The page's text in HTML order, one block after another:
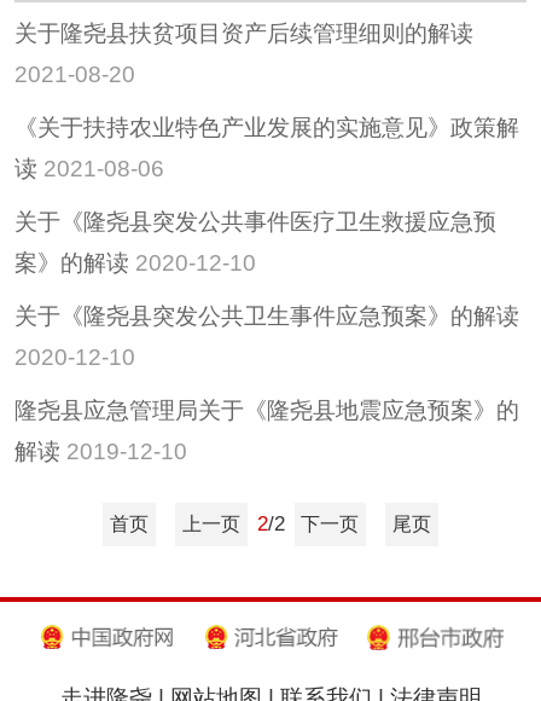
关于隆尧县扶贫项目资产后续管理细则的解读
2021-08-20
《关于扶持农业特色产业发展的实施意见》政策解
读 2021-08-06
关于《隆尧县突发公共事件医疗卫生救援应急预
案》的解读 2020-12-10
关于《隆尧县突发公共卫生事件应急预案》的解读
2020-12-10
隆尧县应急管理局关于《隆尧县地震应急预案》的
解读 2019-12-10
首页 上一页 2/2 下一页 尾页